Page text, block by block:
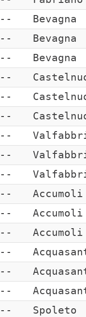
--
Bevagna
--
Bevagna
--
Bevagna
--
--
--
--
--
--
--
Accumoli
--
Accumoli
--
Accumoli
--
--
--
--
Spoleto